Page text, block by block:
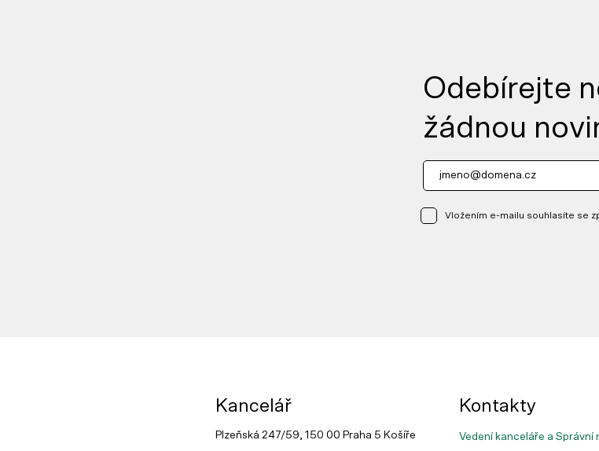
Odebírejte
žádnou
Vložením e-mailu souhlasíte se
Kancelář
Plzeňská 247/59, 150 00 Praha 5 Košíře
Kontakty
Vedení kanceláře a Správní